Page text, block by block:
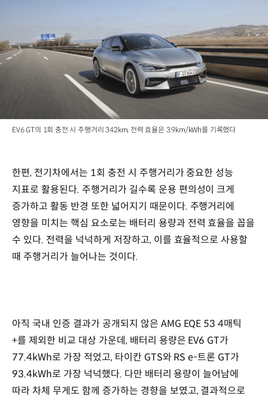
EV6 GT의 1회 충전 시 주행거리 342km, 전력 효율은 3.9km/kWh를 기록했다
한편, 전기차에서는 1회 충전 시 주행거리가 중요한 성능
지표로 활용된다. 주행거리가 길수록 운용 편의성이 크게
증가하고 활동 반경 또한 넓어지기 때문이다. 주행거리에
영향을 미치는 핵심 요소로는 배터리 용량과 전력 효율을 꼽을
수 있다. 전력을 넉넉하게 저장하고, 이를 효율적으로 사용할
때 주행거리가 늘어나는 것이다.
아직 국내 인증 결과가 공개되지 않은 AMG EQE 53 4매틱
+를 제외한 비교 대상 가운데, 배터리 용량은 EV6 GT가
77.4kWh로 가장 적었고, 타이칸 GTS와 RS e-트론 GT가
93.4kWh로 가장 넉넉했다. 다만 배터리 용량이 늘어남에
따라 차체 무게도 함께 증가하는 경향을 보였고, 결과적으로